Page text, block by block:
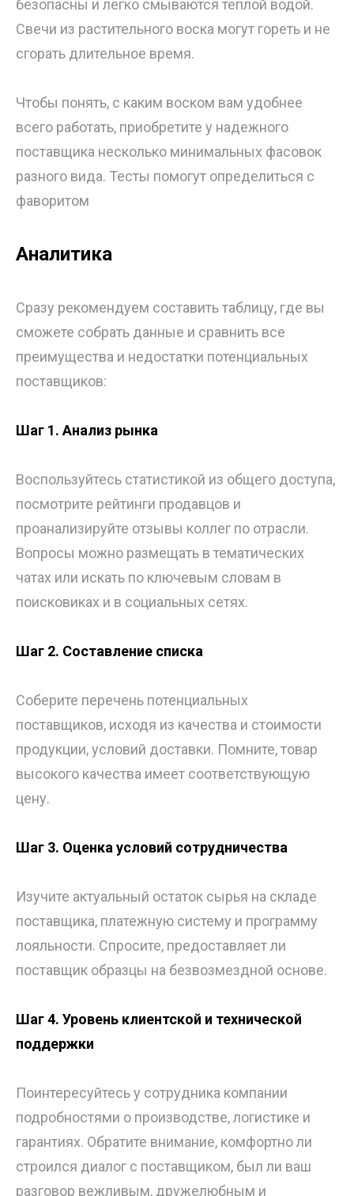
безопасны и легко смываются теплой водой.
Свечи из растительного воска могут гореть и не
сгорать длительное время.
Чтобы понять, с каким воском вам удобнее
всего работать, приобретите у надежного
поставщика несколько минимальных фасовок
разного вида. Тесты помогут определиться с
фаворитом
Аналитика
Сразу рекомендуем составить таблицу, где вы
сможете собрать данные и сравнить все
преимущества и недостатки потенциальных
поставщиков:
Шаг 1. Анализ рынка
Воспользуйтесь статистикой из общего доступа,
посмотрите рейтинги продавцов и
проанализируйте отзывы коллег по отрасли.
Вопросы можно размещать в тематических
чатах или искать по ключевым словам в
поисковиках и в социальных сетях.
Шаг 2. Составление списка
Соберите перечень потенциальных
поставщиков, исходя из качества и стоимости
продукции, условий доставки. Помните, товар
высокого качества имеет соответствующую
цену.
Шаг 3. Оценка условий сотрудничества
Изучите актуальный остаток сырья на складе
поставщика, платежную систему и программу
лояльности. Спросите, предоставляет ли
поставщик образцы на безвозмездной основе.
Шаг 4. Уровень клиентской и технической
поддержки
Поинтересуйтесь у сотрудника компании
подробностями о производстве, логистике и
гарантиях. Обратите внимание, комфортно ли
строился диалог с поставщиком, был ли ваш
разговор вежливым, дружелюбным и